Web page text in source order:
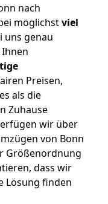
nach
möglichstviel
uns genau
Preisen,
als die
Zuhause
wir über
von Bonn
Größenordnung
dass wir
Lösung finden